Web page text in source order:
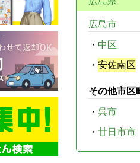
広島市
・ 中区
・ 安佐南区
その他市区
・ 呉市
・ 廿日市市